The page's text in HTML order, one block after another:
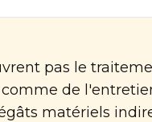
pas le
de
matériels